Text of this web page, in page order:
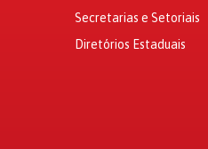
Secretarias e Setoriais
Diretórios Estaduais